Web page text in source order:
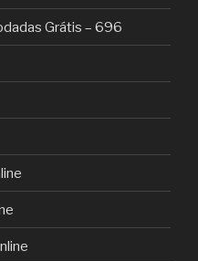
Grátis – 696